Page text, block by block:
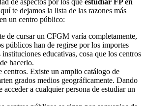
de aspectos por los que estudiar FP en
te dejamos la lista de las razones más
un centro público:
de cursar un CFGM varía completamente,
públicos han de regirse por los importes
instituciones educativas, cosa que los centros
hacerlo.
centros. Existe un amplio catálogo de
grados medios geográficamente. Dando
acceder a cualquier persona de estudiar un